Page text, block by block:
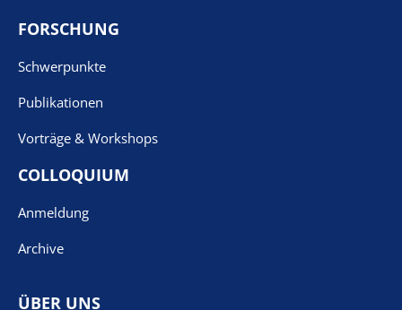
FORSCHUNG
Schwerpunkte
Publikationen
Vorträge & Workshops
COLLOQUIUM
Anmeldung
Archive
ÜBER UNS